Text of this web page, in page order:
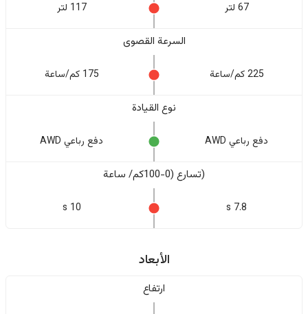
67 لتر 117 لتر
السرعة القصوى
225 كم/ساعة 175 كم/ساعة
نوع القيادة
دفع رباعي AWD دفع رباعي AWD
(تسارع (0-100كم/ ساعة
7.8 s
10 s
الأبعاد
ارتفاع